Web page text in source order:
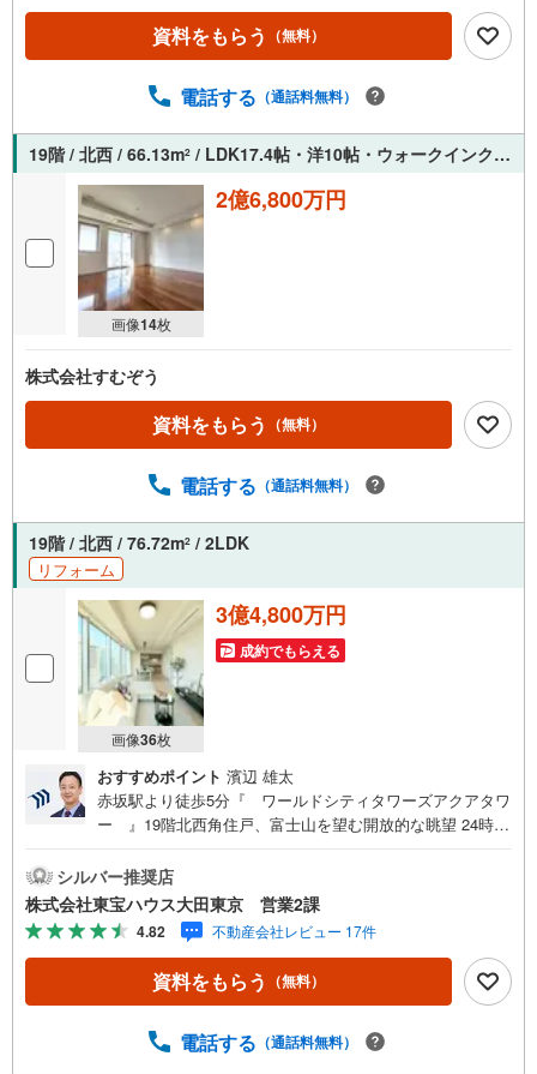
資料をもらう （無料）
電話する （通話料無料）
19階 / 北西 / 66.13m2 / LDK17.4帖・洋10帖・ウォークインクローゼット2.8帖
画像14枚
2億6,800万円
株式会社すむぞう
資料をもらう （無料）
電話する （通話料無料）
19階 / 北西 / 76.72m2 / 2LDK
リフォーム
画像36枚
3億4,800万円
成約でもらえる
おすすめポイント 濱辺 雄太
赤坂駅より徒歩5分『 ワールドシティタワーズアクアタワ
ー 』19階北西角住戸、富士山を望む開放的な眺望 24時間
ュが日々の暮らしを細やかにサポート スカイテラスやゲス
トルームなど充実の共用施設 季節の移ろいを感じるワイン
セラーや洗車場も地下に設置 住まいの性能を向上！リノベ
ーションされたお部屋 ペットに癒される生活 ペット飼育可
能物件～東京、川崎エリアの「住まい」探しに確かな安心
と満足を～ 東宝ハウス大田東京ならではの高品質なサービ
ーンのご相談 FPによるライフプランのシミュレーションお
シルバー推奨店
株式会社東宝ハウス大田東京 営業2課
4.82 不動産会社レビュー 17件
資料をもらう （無料）
電話する （通話料無料）